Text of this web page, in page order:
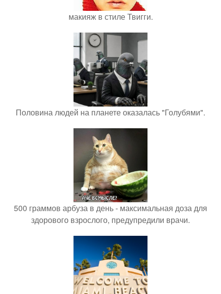
макияж в стиле Твигги.
Половина людей на планете оказалась "Голубями".
500 граммов арбуза в день - максимальная доза для
здорового взрослого, предупредили врачи.